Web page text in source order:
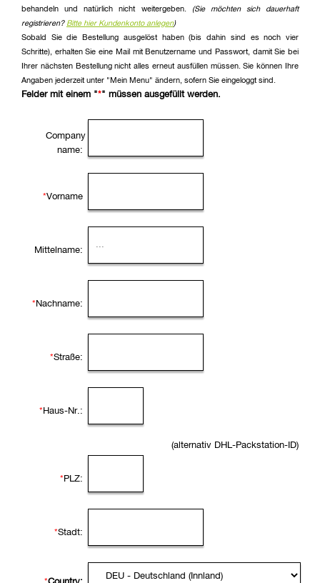
behandeln und natürlich nicht weitergeben.
(Sie möchten sich dauerhaft
registrieren? Bitte hier Kundenkonto anlegen)
Sobald Sie die Bestellung ausgelöst haben (bis dahin sind es noch vier
Schritte), erhalten Sie eine Mail mit Benutzername und Passwort, damit Sie bei
Ihrer nächsten Bestellung nicht alles erneut ausfüllen müssen. Sie können Ihre
Angaben jederzeit unter "Mein Menu" ändern, sofern Sie eingeloggt sind.
Felder mit einem "*" müssen ausgefüllt werden.
Company
name:
*Vorname
Mittelname:
*Nachname:
*Straße:
*Haus-Nr.:
(alternativ DHL-Packstation-ID)
*PLZ:
*Stadt: